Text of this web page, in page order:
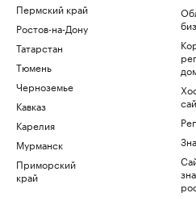
Пермский край
Ростов-на-Дону
Татарстан
Тюмень
Черноземье
Кавказ
Карелия
Мурманск
Приморский
край